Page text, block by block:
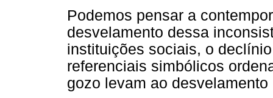
Podemos pensar a
desvelamento dessa
instituições sociais, o
referenciais simbólicos
gozo levam ao